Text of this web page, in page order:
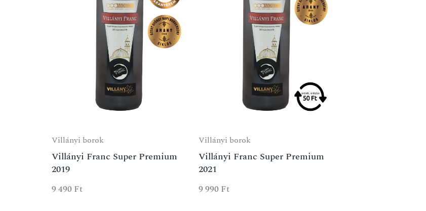
Villányi borok
Villányi Franc Super Premium
2019
9 490 Ft
Villányi borok
Villányi Franc Super Premium
2021
9 990 Ft